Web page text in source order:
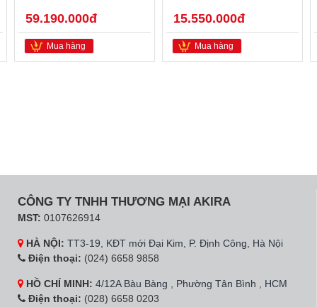
59.190.000đ
Mua hàng
15.550.000đ
Mua hàng
CÔNG TY TNHH THƯƠNG MẠI AKIRA
MST: 0107626914
HÀ NỘI: TT3-19, KĐT mới Đại Kim, P. Định Công, Hà Nội
Điện thoại: (024) 6658 9858
HỒ CHÍ MINH: 4/12A Bàu Bàng , Phường Tân Bình , HCM
Điện thoại: (028) 6658 0203